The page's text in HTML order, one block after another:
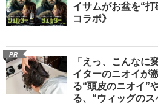
イサムがお盆を“打
コラボ》
PR
「えっ、こんなに
イターのニオイが
る“頭皮のニオイ”
る、“ウィッグの